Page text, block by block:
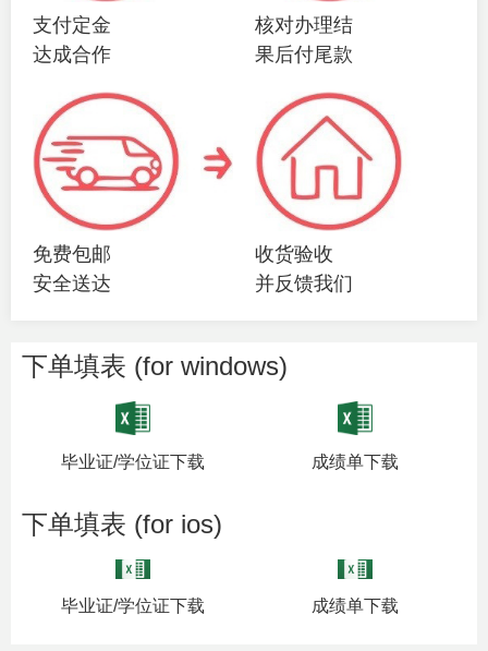
支付定金
达成合作
核对办理结
果后付尾款
免费包邮
安全送达
收货验收
并反馈我们
下单填表 (for windows)
毕业证/学位证下载 成绩单下载
下单填表 (for ios)
毕业证/学位证下载 成绩单下载